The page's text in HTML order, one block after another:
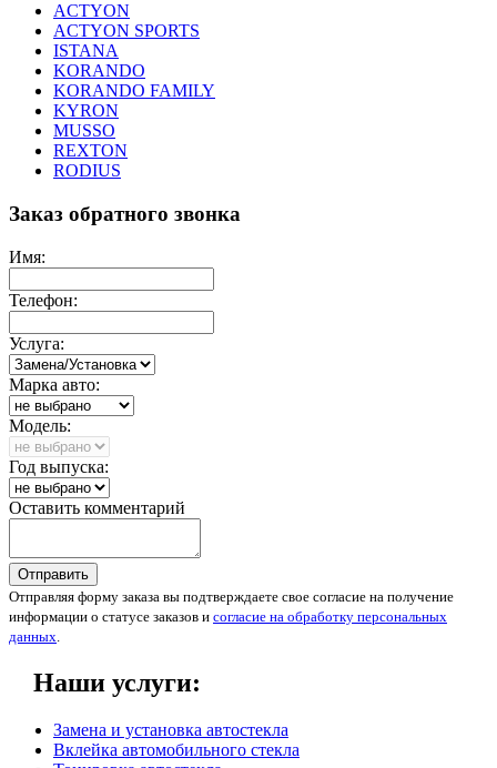
ACTYON
ACTYON SPORTS
ISTANA
KORANDO
KORANDO FAMILY
KYRON
MUSSO
REXTON
RODIUS
Заказ обратного звонка
Имя:
Телефон:
Услуга:
Марка авто:
Модель:
Год выпуска:
Оставить комментарий
Отправить
Отправляя форму заказа вы подтверждаете свое согласие на получение
информации о статусе заказов и согласие на обработку персональных
данных
Наши услуги:
Замена и установка автостекла
Вклейка автомобильного стекла